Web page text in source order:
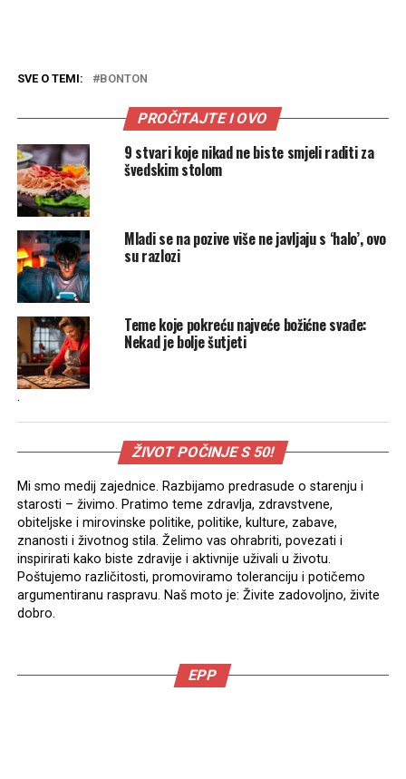
SVE O TEMI: BONTON
PROČITAJTE I OVO
9 stvari koje nikad ne biste smjeli raditi za
švedskim stolom
Mladi se na pozive više ne javljaju s ‘halo’, ovo
su razlozi
Teme koje pokreću najveće božićne svađe:
Nekad je bolje šutjeti
.
ŽIVOT POČINJE S 50!
Mi smo medij zajednice. Razbijamo predrasude o starenju i
starosti – živimo. Pratimo teme zdravlja, zdravstvene,
obiteljske i mirovinske politike, politike, kulture, zabave,
znanosti i životnog stila. Želimo vas ohrabriti, povezati i
inspirirati kako biste zdravije i aktivnije uživali u životu.
Poštujemo različitosti, promoviramo toleranciju i potičemo
argumentiranu raspravu. Naš moto je: Živite zadovoljno, živite
dobro.
EPP